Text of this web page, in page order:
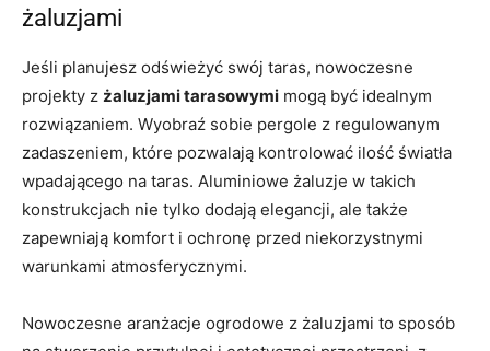
żaluzjami
Jeśli planujesz odświeżyć swój taras, nowoczesne
projekty z żaluzjami tarasowymi mogą być idealnym
rozwiązaniem. Wyobraź sobie pergole z regulowanym
zadaszeniem, które pozwalają kontrolować ilość światła
wpadającego na taras. Aluminiowe żaluzje w takich
konstrukcjach nie tylko dodają elegancji, ale także
zapewniają komfort i ochronę przed niekorzystnymi
warunkami atmosferycznymi.
Nowoczesne aranżacje ogrodowe z żaluzjami to sposób